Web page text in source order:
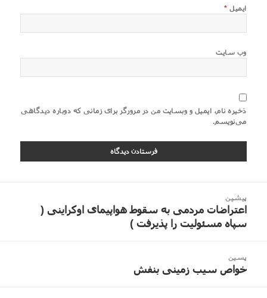
ایمیل *
وب‌ سایت
ذخیره نام، ایمیل و وبسایت من در مرورگر برای زمانی که دوباره دیدگاهی
می‌نویسم.
نوشته
پیشین
نوشته
قبلی:
اعتراضات مردمی به سقوط هواپیمای اوکراینی (
سپاه مسئولیت را پذیرفت )
پسین
نوشته
خواص سیب زمینی بنفش